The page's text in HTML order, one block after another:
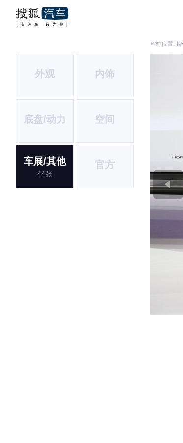
当前位置:
外观 内饰
底盘/动力 空间
车展/其他
44张
官方